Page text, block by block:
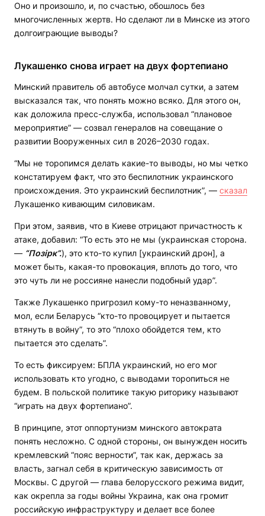
Оно и произошло, и, по счастью, обошлось без
многочисленных жертв. Но сделают ли в Минске из этого
долгоиграющие выводы?
Лукашенко снова играет на двух фортепиано
Минский правитель об автобусе молчал сутки, а затем
высказался так, что понять можно всяко. Для этого он,
как доложила пресс-служба, использовал “плановое
мероприятие” — созвал генералов на совещание о
развитии Вооруженных сил в 2026–2030 годах.
“Мы не торопимся делать какие-то выводы, но мы четко
констатируем факт, что это беспилотник украинского
происхождения. Это украинский беспилотник”, — сказал
Лукашенко кивающим силовикам.
При этом, заявив, что в Киеве отрицают причастность к
атаке, добавил: “То есть это не мы (украинская сторона.
— “Позірк”.), это кто-то купил [украинский дрон], а
может быть, какая-то провокация, вплоть до того, что
это чуть ли не россияне нанесли подобный удар”.
Также Лукашенко пригрозил кому-то неназванному,
мол, если Беларусь “кто-то провоцирует и пытается
втянуть в войну”, то это “плохо обойдется тем, кто
пытается это сделать”.
То есть фиксируем: БПЛА украинский, но его мог
использовать кто угодно, с выводами торопиться не
будем. В польской политике такую риторику называют
“играть на двух фортепиано”.
В принципе, этот оппортунизм минского автократа
понять несложно. С одной стороны, он вынужден носить
кремлевский “пояс верности”, так как, держась за
власть, загнал себя в критическую зависимость от
Москвы. С другой — глава белорусского режима видит,
как окрепла за годы войны Украина, как она громит
российскую инфраструктуру и делает все более